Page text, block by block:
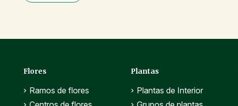
Flores
Ramos de flores
Plantas
Plantas de Interior